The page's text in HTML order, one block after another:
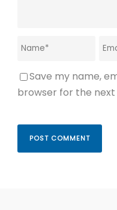
Save my name,
browser for the